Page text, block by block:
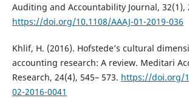
Auditing and Accountability Journal, 32(1),
https://doi.org/10.1108/AAAJ-01-2019-036
Khlif, H. (2016). Hofstede’s cultural
accounting research: A review. Meditari
Research, 24(4), 545– 573. https://doi.org/
02-2016-0041